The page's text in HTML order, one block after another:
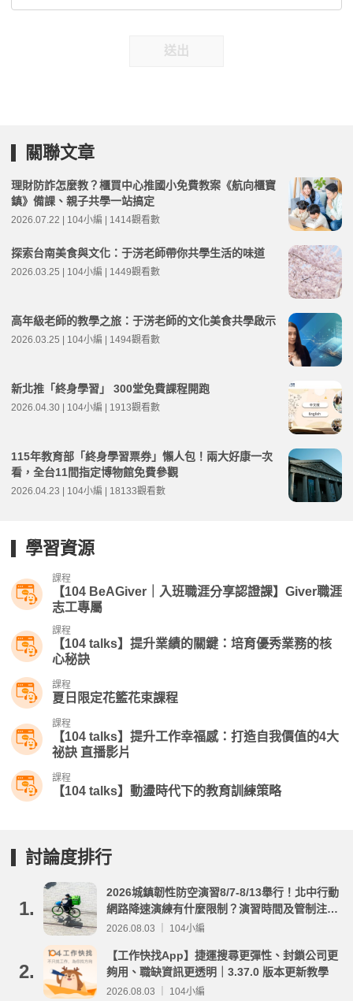
送出
關聯文章
理財防詐怎麼教？櫃買中心推國小免費教案《航向櫃寶
鎮》備課、親子共學一站搞定
2026.07.22 | 104小編 | 1414觀看數
探索台南美食與文化：于淓老師帶你共學生活的味道
2026.03.25 | 104小編 | 1449觀看數
高年級老師的教學之旅：于淓老師的文化美食共學啟示
2026.03.25 | 104小編 | 1494觀看數
新北推「終身學習」 300堂免費課程開跑
2026.04.30 | 104小編 | 1913觀看數
115年教育部「終身學習票券」懶人包！兩大好康一次
看，全台11間指定博物館免費參觀
2026.04.23 | 104小編 | 18133觀看數
學習資源
課程
【104 BeAGiver｜入班職涯分享認證課】Giver職涯
志工專屬
課程
【104 talks】提升業績的關鍵：培育優秀業務的核
心秘訣
課程
夏日限定花籃花束課程
課程
【104 talks】提升工作幸福感：打造自我價值的4大
祕訣 直播影片
課程
【104 talks】動盪時代下的教育訓練策略
討論度排行
1.
2026城鎮韌性防空演習8/7-8/13舉行！北中行動
網路降速演練有什麼限制？演習時間及管制注意
事項整理
2026.08.03 ｜ 104小編
2.
【工作快找App】捷運搜尋更彈性、封鎖公司更
夠用、職缺資訊更透明｜3.37.0 版本更新教學
2026.08.03 ｜ 104小編